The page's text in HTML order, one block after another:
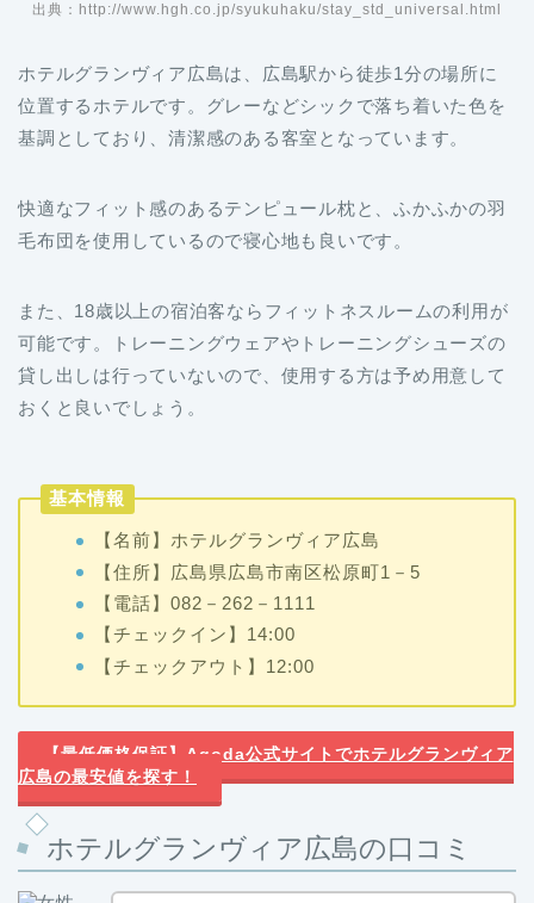
出典：http://www.hgh.co.jp/syukuhaku/stay_std_universal.html
ホテルグランヴィア広島は、広島駅から徒歩1分の場所に
位置するホテルです。グレーなどシックで落ち着いた色を
基調としており、清潔感のある客室となっています。
快適なフィット感のあるテンピュール枕と、ふかふかの羽
毛布団を使用しているので寝心地も良いです。
また、18歳以上の宿泊客ならフィットネスルームの利用が
可能です。トレーニングウェアやトレーニングシューズの
貸し出しは行っていないので、使用する方は予め用意して
おくと良いでしょう。
基本情報
【名前】ホテルグランヴィア広島
【住所】広島県広島市南区松原町1－5
【電話】082－262－1111
【チェックイン】14:00
【チェックアウト】12:00
【最低価格保証】Agoda公式サイトでホテルグランヴィア
広島の最安値を探す！
ホテルグランヴィア広島の口コミ